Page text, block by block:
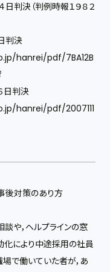
（判例時報１９８２
決
pdf/7BA12B
判決
pdf/2007111
後対策のあり方
談や，ヘルプラインの窓
化により中途採用の社員
で働いていた者が，あ